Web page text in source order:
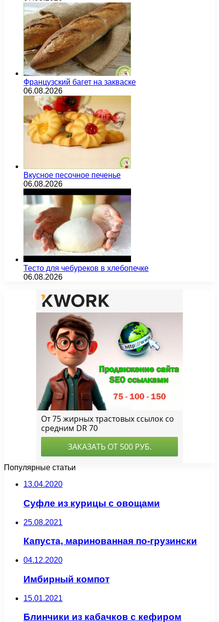
Французский багет на закваске
06.08.2026
Вкусное песочное печенье
06.08.2026
Тесто для чебуреков в хлебопечке
06.08.2026
Популярные статьи
13.04.2020
Суфле из курицы с овощами
25.08.2021
Капуста, маринованная по-грузински
04.12.2020
Имбирный компот
15.01.2021
Блинчики из кабачков с кефиром